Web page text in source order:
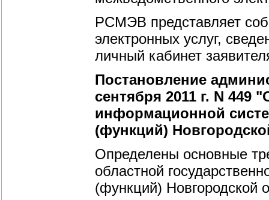
РСМЭВ представляет
электронных услуг,
личный кабинет
Постановление
сентября 2011 г. N 449
информационной
(функций)
Определены основные
областной
(функций) Новгородской